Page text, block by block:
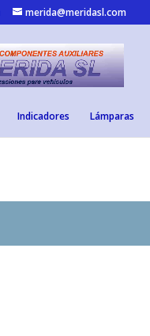
merida@meridasl.com
Indicadores Lámparas